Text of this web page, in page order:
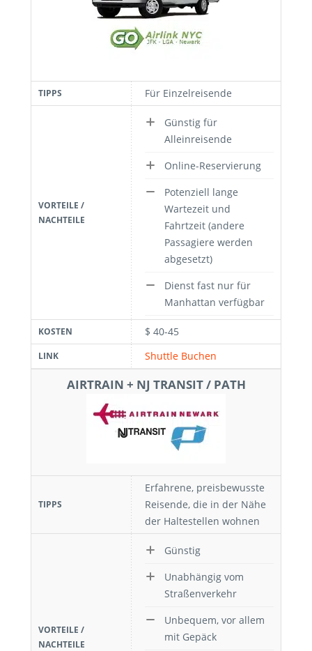
TIPPS Für Einzelreisende
VORTEILE /
NACHTEILE
Günstig für
Alleinreisende
Online-Reservierung
Potenziell lange
Wartezeit und
Fahrtzeit (andere
Passagiere werden
abgesetzt)
Dienst fast nur für
Manhattan verfügbar
KOSTEN $ 40-45
LINK Shuttle Buchen
AIRTRAIN + NJ TRANSIT / PATH
TIPPS
Erfahrene, preisbewusste
Reisende, die in der Nähe
der Haltestellen wohnen
VORTEILE /
NACHTEILE
Günstig
Unabhängig vom
Straßenverkehr
Unbequem, vor allem
mit Gepäck